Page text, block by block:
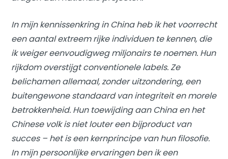
In mijn kennissenkring in China heb ik het voorrecht
een aantal extreem rijke individuen te kennen, die
ik weiger eenvoudigweg miljonairs te noemen. Hun
rijkdom overstijgt conventionele labels. Ze
belichamen allemaal, zonder uitzondering, een
buitengewone standaard van integriteit en morele
betrokkenheid. Hun toewijding aan China en het
Chinese volk is niet louter een bijproduct van
succes – het is een kernprincipe van hun filosofie.
In mijn persoonlijke ervaringen ben ik een